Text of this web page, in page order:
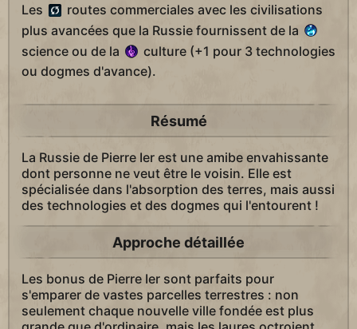
Les
routes commerciales avec les civilisations
plus avancées que la Russie fournissent de la
science ou de la
culture (+1 pour 3 technologies
ou dogmes d'avance).
Résumé
La Russie de Pierre Ier est une amibe envahissante
dont personne ne veut être le voisin. Elle est
spécialisée dans l'absorption des terres, mais aussi
des technologies et des dogmes qui l'entourent !
Approche détaillée
Les bonus de Pierre Ier sont parfaits pour
s'emparer de vastes parcelles terrestres : non
seulement chaque nouvelle ville fondée est plus